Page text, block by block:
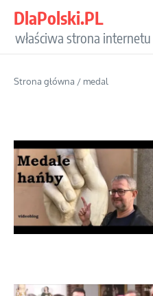
DlaPolski.PL
właściwa strona internetu
Strona główna / medal